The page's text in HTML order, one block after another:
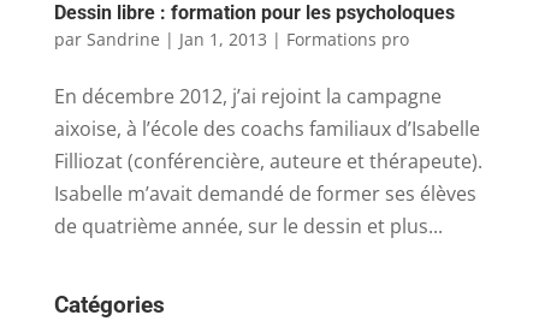
Dessin libre : formation pour les psycholoques
par Sandrine | Jan 1, 2013 | Formations pro
En décembre 2012, j’ai rejoint la campagne
aixoise, à l’école des coachs familiaux d’Isabelle
Filliozat (conférencière, auteure et thérapeute).
Isabelle m’avait demandé de former ses élèves
de quatrième année, sur le dessin et plus...
Catégories